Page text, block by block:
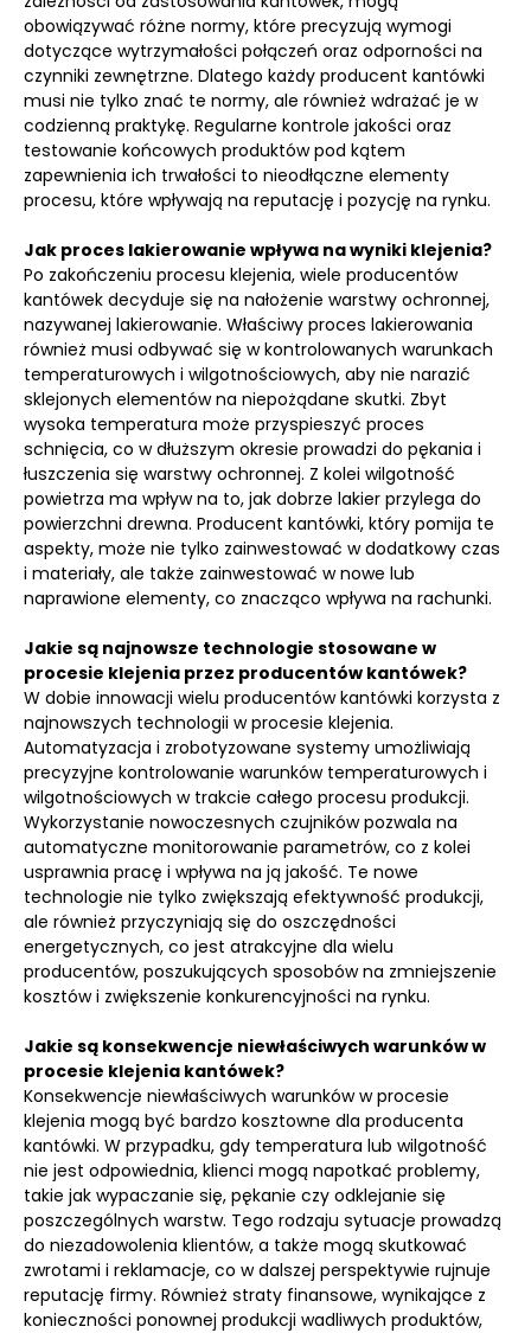
obowiązywać różne normy, które precyzują wymogi
dotyczące wytrzymałości połączeń oraz odporności na
czynniki zewnętrzne. Dlatego każdy producent kantówki
musi nie tylko znać te normy, ale również wdrażać je w
codzienną praktykę. Regularne kontrole jakości oraz
testowanie końcowych produktów pod kątem
zapewnienia ich trwałości to nieodłączne elementy
procesu, które wpływają na reputację i pozycję na rynku.
Jak proces lakierowanie wpływa na wyniki klejenia?
Po zakończeniu procesu klejenia, wiele producentów
kantówek decyduje się na nałożenie warstwy ochronnej,
nazywanej lakierowanie. Właściwy proces lakierowania
również musi odbywać się w kontrolowanych warunkach
temperaturowych i wilgotnościowych, aby nie narazić
sklejonych elementów na niepożądane skutki. Zbyt
wysoka temperatura może przyspieszyć proces
schnięcia, co w dłuższym okresie prowadzi do pękania i
łuszczenia się warstwy ochronnej. Z kolei wilgotność
powietrza ma wpływ na to, jak dobrze lakier przylega do
powierzchni drewna. Producent kantówki, który pomija te
aspekty, może nie tylko zainwestować w dodatkowy czas
i materiały, ale także zainwestować w nowe lub
naprawione elementy, co znacząco wpływa na rachunki.
Jakie są najnowsze technologie stosowane w
procesie klejenia przez producentów kantówek?
W dobie innowacji wielu producentów kantówki korzysta z
najnowszych technologii w procesie klejenia.
Automatyzacja i zrobotyzowane systemy umożliwiają
precyzyjne kontrolowanie warunków temperaturowych i
wilgotnościowych w trakcie całego procesu produkcji.
Wykorzystanie nowoczesnych czujników pozwala na
automatyczne monitorowanie parametrów, co z kolei
usprawnia pracę i wpływa na ją jakość. Te nowe
technologie nie tylko zwiększają efektywność produkcji,
ale również przyczyniają się do oszczędności
energetycznych, co jest atrakcyjne dla wielu
producentów, poszukujących sposobów na zmniejszenie
kosztów i zwiększenie konkurencyjności na rynku.
Jakie są konsekwencje niewłaściwych warunków w
procesie klejenia kantówek?
Konsekwencje niewłaściwych warunków w procesie
klejenia mogą być bardzo kosztowne dla producenta
kantówki. W przypadku, gdy temperatura lub wilgotność
nie jest odpowiednia, klienci mogą napotkać problemy,
takie jak wypaczanie się, pękanie czy odklejanie się
poszczególnych warstw. Tego rodzaju sytuacje prowadzą
do niezadowolenia klientów, a także mogą skutkować
zwrotami i reklamacje, co w dalszej perspektywie rujnuje
reputację firmy. Również straty finansowe, wynikające z
konieczności ponownej produkcji wadliwych produktów,